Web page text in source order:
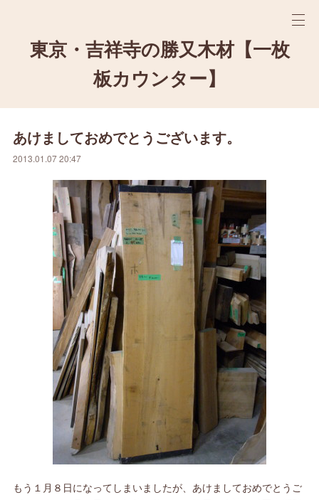
東京・吉祥寺の勝又木材【一枚
板カウンター】
あけましておめでとうございます。
2013.01.07 20:47
もう１月８日になってしまいましたが、あけましておめでとうご